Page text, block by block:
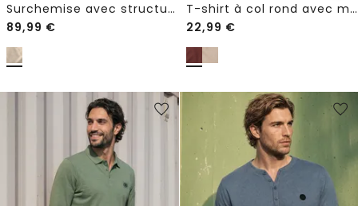
Surchemise avec structure à chevrons
89,99 €
T-shirt à col rond avec motif typographique
22,99 €